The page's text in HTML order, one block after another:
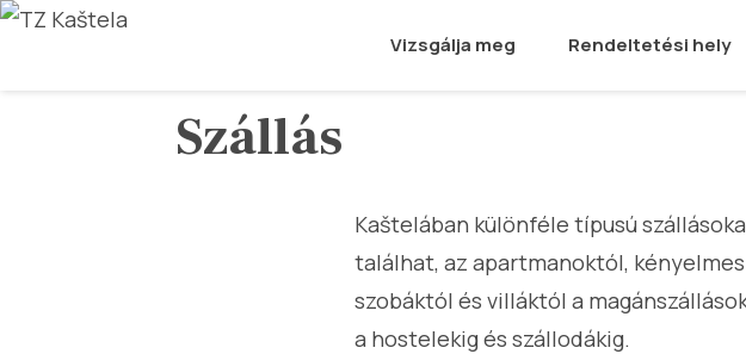
Vizsgálja meg Rendeltetési hely
Szállás
Kaštelában különféle típusú
találhat, az apartmanoktól, kényelmes
szobáktól és villáktól a
a hostelekig és szállodákig.